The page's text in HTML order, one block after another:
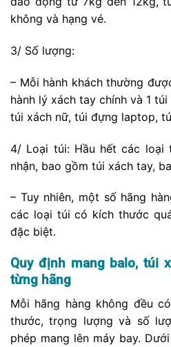
không và hạng vé.
3/ Số lượng:
– Mỗi hành khách thường
hành lý xách tay chính và 1
túi xách nữ, túi đựng laptop,
4/ Loại túi: Hầu hết các loại
nhận, bao gồm túi xách tay,
– Tuy nhiên, một số hãng
các loại túi có kích thước
đặc biệt.
Quy định mang balo, túi
từng hãng
Mỗi hãng hàng không đều
thước, trọng lượng và số
phép mang lên máy bay.